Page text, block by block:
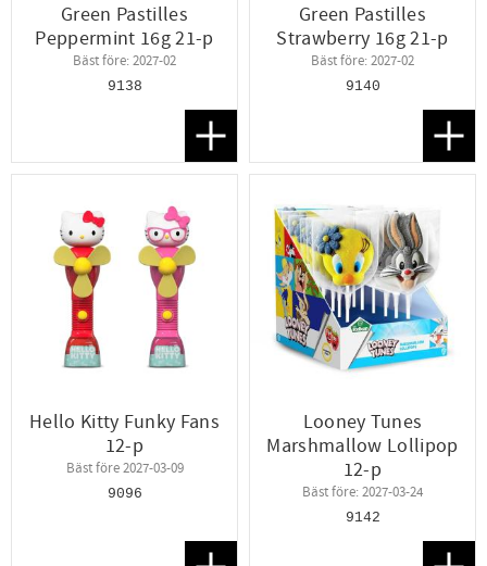
Green Pastilles
Peppermint 16g 21-p
Bäst före: 2027-02
9138
Lägg till i favoriter
Green Pastilles
Strawberry 16g 21-p
Bäst före: 2027-02
9140
Hello Kitty Funky Fans
12-p
Bäst före 2027-03-09
9096
Looney Tunes
Marshmallow Lollipop
12-p
Bäst före: 2027-03-24
9142